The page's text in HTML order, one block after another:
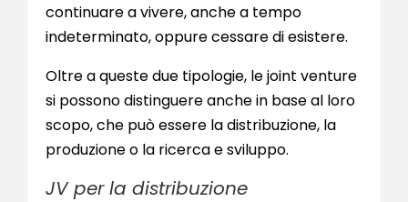
continuare a vivere, anche a tempo
indeterminato, oppure cessare di esistere.
Oltre a queste due tipologie, le joint venture
si possono distinguere anche in base al loro
scopo, che può essere la distribuzione, la
produzione o la ricerca e sviluppo.
JV per la distribuzione